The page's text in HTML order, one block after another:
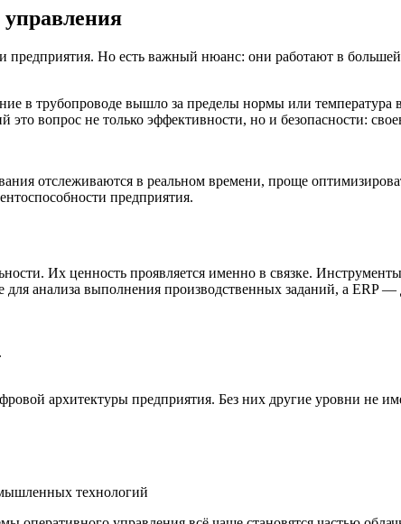
предприятия. Но есть важный нюанс: они работают в
в трубопроводе вышло за пределы нормы или температура в
вопрос не только эффективности, но и безопасности:
отслеживаются в реальном времени, проще
предприятия.
Их ценность проявляется именно в связке.
анализа выполнения производственных заданий, а ERP
архитектуры предприятия. Без них другие уровни не